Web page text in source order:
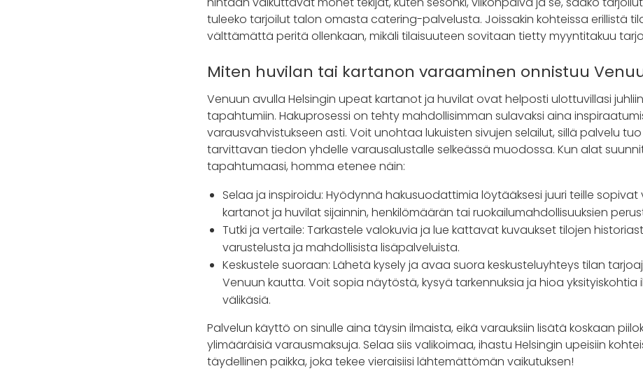
tuleeko tarjoilut talon omasta catering-palvelusta. Joissakin kohteissa erillistä
välttämättä peritä ollenkaan, mikäli tilaisuuteen sovitaan tietty myyntitakuu
Miten huvilan tai kartanon varaaminen onnistuu
Venuun avulla Helsingin upeat kartanot ja huvilat ovat helposti ulottuvillasi
tapahtumiin. Hakuprosessi on tehty mahdollisimman sulavaksi aina
varausvahvistukseen asti. Voit unohtaa lukuisten sivujen selailut, sillä palvelu tuo
tarvittavan tiedon yhdelle varausalustalle selkeässä muodossa. Kun alat
tapahtumaasi, homma etenee näin:
Selaa ja inspiroidu: Hyödynnä hakusuodattimia löytääksesi juuri teille
kartanot ja huvilat sijainnin, henkilömäärän tai ruokailumahdollisuuksien
Tutki ja vertaile: Tarkastele valokuvia ja lue kattavat kuvaukset tilojen
varustelusta ja mahdollisista lisäpalveluista.
Keskustele suoraan: Lähetä kysely ja avaa suora keskusteluyhteys tilan
Venuun kautta. Voit sopia näytöstä, kysyä tarkennuksia ja hioa yksityiskohtia
välikäsiä.
Palvelun käyttö on sinulle aina täysin ilmaista, eikä varauksiin lisätä koskaan
ylimääräisiä varausmaksuja. Selaa siis valikoimaa, ihastu Helsingin upeisiin
täydellinen paikka, joka tekee vieraisiisi lähtemättömän vaikutuksen!